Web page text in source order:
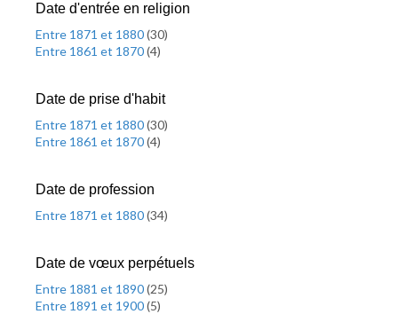
Date d'entrée en religion
Entre 1871 et 1880(30)
Entre 1861 et 1870(4)
Date de prise d'habit
Entre 1871 et 1880(30)
Entre 1861 et 1870(4)
Date de profession
Entre 1871 et 1880(34)
Date de vœux perpétuels
Entre 1881 et 1890(25)
Entre 1891 et 1900(5)